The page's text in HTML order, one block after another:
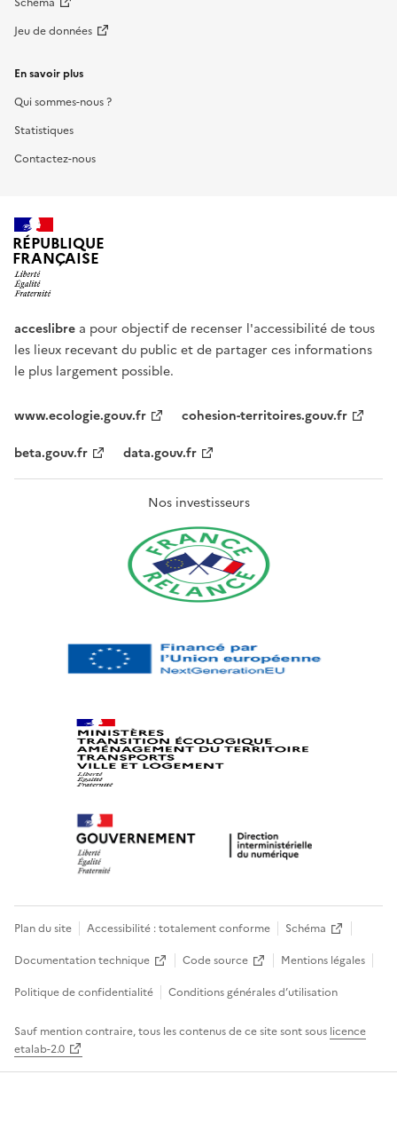
Jeu de données
En savoir plus
Qui sommes-nous ?
Statistiques
Contactez-nous
RÉPUBLIQUE
FRANÇAISE
acceslibre a pour objectif de recenser l'accessibilité de tous
les lieux recevant du public et de partager ces informations
le plus largement possible.
www.ecologie.gouv.fr
cohesion-territoires.gouv.fr
beta.gouv.fr
data.gouv.fr
Nos investisseurs
Plan du site Accessibilité : totalement conforme
Schéma
Documentation technique
Code source
Mentions légales
Politique de confidentialité
Conditions générales d’utilisation
Sauf mention contraire, tous les contenus de ce site sont sous licence
etalab-2.0